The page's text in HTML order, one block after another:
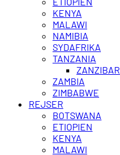
KENYA
MALAWI
NAMIBIA
SYDAFRIKA
TANZANIA
ZANZIBAR
ZAMBIA
ZIMBABWE
REJSER
BOTSWANA
ETIOPIEN
KENYA
MALAWI